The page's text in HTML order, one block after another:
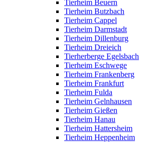
Tierheim Beuern
Tierheim Butzbach
Tierheim Cappel
Tierheim Darmstadt
Tierheim Dillenburg
Tierheim Dreieich
Tierherberge Egelsbach
Tierheim Eschwege
Tierheim Frankenberg
Tierheim Frankfurt
Tierheim Fulda
Tierheim Gelnhausen
Tierheim Gießen
Tierheim Hanau
Tierheim Hattersheim
Tierheim Heppenheim